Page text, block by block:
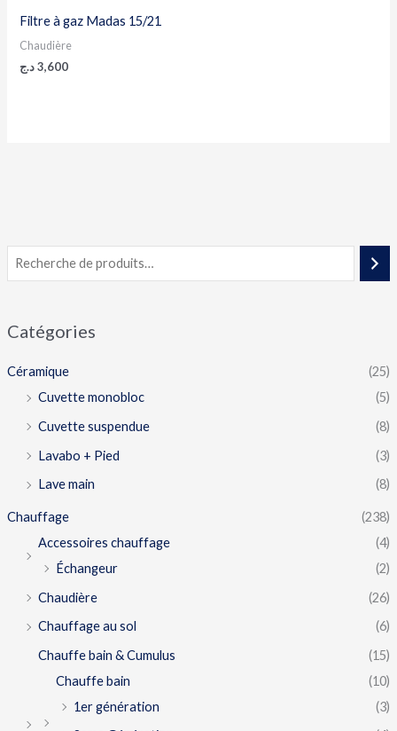
Catégories
Céramique
(25)
Cuvette monobloc
(5)
Cuvette suspendue
(8)
Lavabo + Pied
(3)
Lave main
(8)
Chauffage
(238)
Accessoires chauffage
(4)
Échangeur
(2)
Chaudière
(26)
Chauffage au sol
(6)
Chauffe bain & Cumulus
(15)
Chauffe bain
(10)
1er génération
(3)
Filtre à gaz Madas 15/21
Chaudière
3,600 د.ج